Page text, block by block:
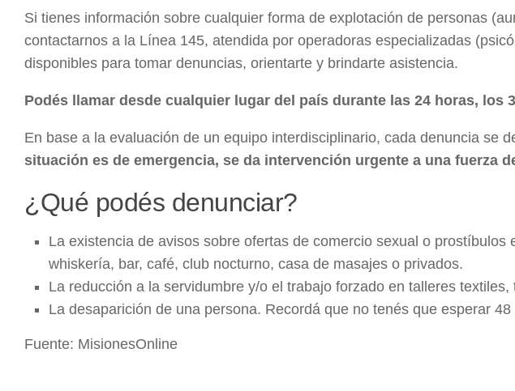
Si tienes información sobre cualquier forma de explotación de personas
contactarnos a la Línea 145, atendida por operadoras especializadas
disponibles para tomar denuncias, orientarte y brindarte asistencia.
Podés llamar desde cualquier lugar del país durante las 24 horas, los
En base a la evaluación de un equipo interdisciplinario, cada denuncia se
situación es de emergencia, se da intervención urgente a una fuerza
¿Qué podés denunciar?
La existencia de avisos sobre ofertas de comercio sexual o
whiskería, bar, café, club nocturno, casa de masajes o privados.
La reducción a la servidumbre y/o el trabajo forzado en talleres
La desaparición de una persona. Recordá que no tenés que esperar
Fuente: MisionesOnline